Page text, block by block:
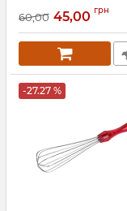
60,00 45,00 грн
-27.27 %